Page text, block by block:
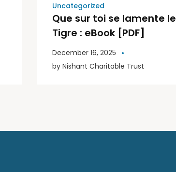
Uncategorized
Que sur toi se lamente le
Tigre : eBook [PDF]
December 16, 2025
by Nishant Charitable Trust